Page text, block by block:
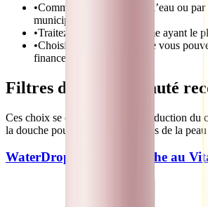
•Commencez par analyser l’eau ou
municipal actuel.
•Traitez d’abord le problème ayant le
•Choisissez un système que vous
financer sur le long terme.
Filtres douche & beauté
Ces choix se concentrent sur la réduction du
la douche pour les foyers sensibles de la
WaterDrop Filtre de douche au